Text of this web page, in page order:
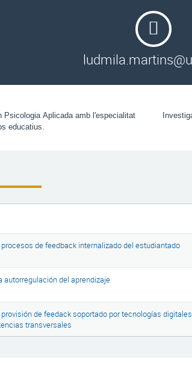
Psicologia Aplicada amb l'especialitat
educatius.
de feedback internalizado del estudiantado
autorregulación del aprendizaje
de feedack soportado por tecnologías
transversales